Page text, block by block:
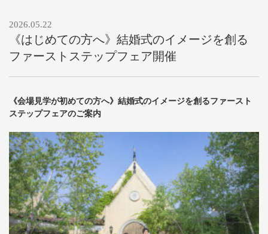
2026.05.22
《はじめての方へ》結婚式のイメージを創る
ファーストステップフェア開催
《会場見学が初めての方へ》結婚式のイメージを創るファースト
ステップフェアのご案内